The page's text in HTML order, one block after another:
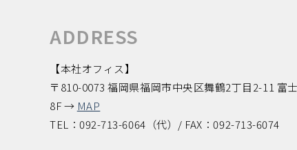
ADDRESS
【本社オフィス】
〒810-0073 福岡県福岡市中央区舞鶴2丁目2-11 富
8F → MAP
TEL：092-713-6064（代）/ FAX：092-713-6074